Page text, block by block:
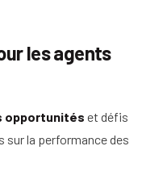
les agents
opportunités et défis
la performance des